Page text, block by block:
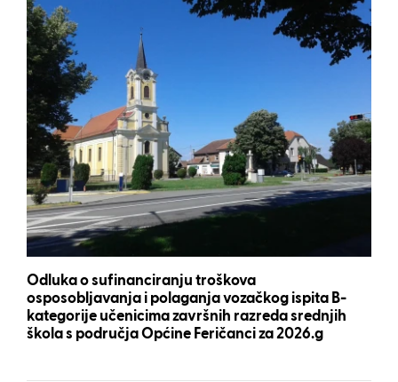
Odluka o sufinanciranju troškova
osposobljavanja i polaganja vozačkog ispita B-
kategorije učenicima završnih razreda srednjih
škola s područja Općine Feričanci za 2026.g